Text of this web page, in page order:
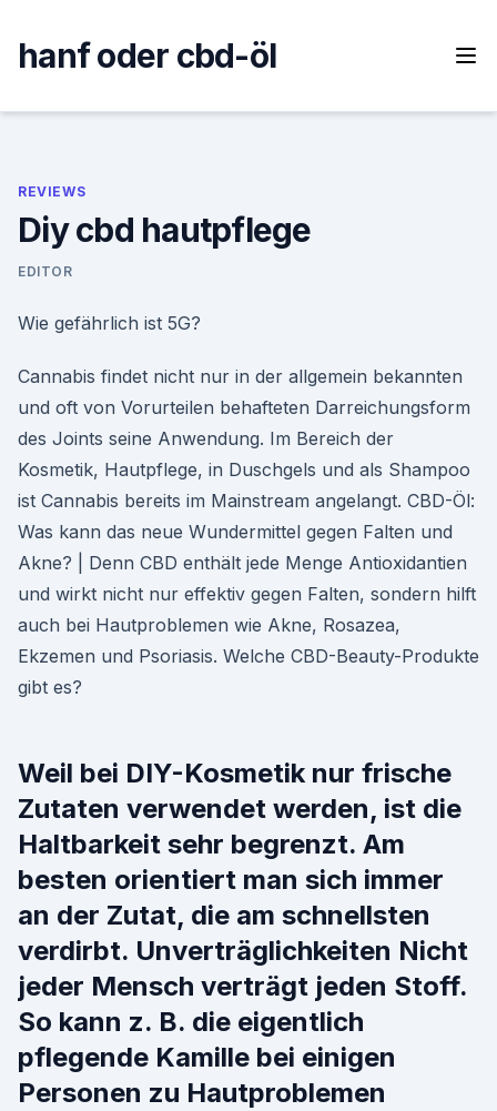
content
hanf oder cbd-öl
REVIEWS
Diy cbd hautpflege
EDITOR
Wie gefährlich ist 5G?
Cannabis findet nicht nur in der allgemein bekannten
und oft von Vorurteilen behafteten Darreichungsform
des Joints seine Anwendung. Im Bereich der
Kosmetik, Hautpflege, in Duschgels und als Shampoo
ist Cannabis bereits im Mainstream angelangt. CBD-Öl:
Was kann das neue Wundermittel gegen Falten und
Akne? | Denn CBD enthält jede Menge Antioxidantien
und wirkt nicht nur effektiv gegen Falten, sondern hilft
auch bei Hautproblemen wie Akne, Rosazea,
Ekzemen und Psoriasis. Welche CBD-Beauty-Produkte
gibt es?
Weil bei DIY-Kosmetik nur frische
Zutaten verwendet werden, ist die
Haltbarkeit sehr begrenzt. Am
besten orientiert man sich immer
an der Zutat, die am schnellsten
verdirbt. Unverträglichkeiten Nicht
jeder Mensch verträgt jeden Stoff.
So kann z. B. die eigentlich
pflegende Kamille bei einigen
Personen zu Hautproblemen